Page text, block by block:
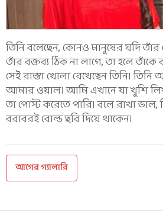
তিনি বলেছেন, কোনও মানুষের যদি
তাঁর বক্তব্য ঠিক না লাগে, তা হলে তাঁকে
সেই রাস্তা খোলা রেখেছেন তিনি।
আমার ওয়াল। আমি এখানে যা খুশি
তা পোস্ট করেতে পারি। বলে রাখা ভাল,
বরাবরই বোল্ড ছবি দিয়ে থাকেন।
আগের গ্যালারি